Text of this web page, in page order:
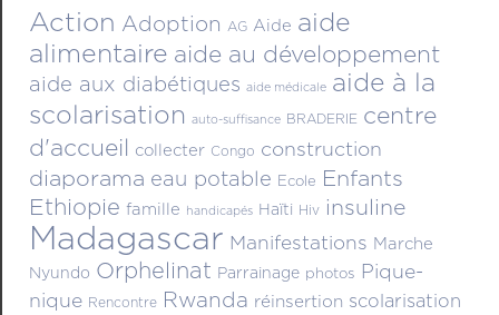
Action Adoption AG Aide aide
alimentaire aide au développement
aide aux diabétiques aide médicale aide à la
scolarisation auto-suffisance BRADERIE centre
d'accueil collecter Congo construction
diaporama eau potable Ecole Enfants
Ethiopie famille handicapés Haïti Hiv insuline
Madagascar Manifestations Marche
Nyundo Orphelinat Parrainage photos Pique-
nique Rencontre Rwanda réinsertion scolarisation